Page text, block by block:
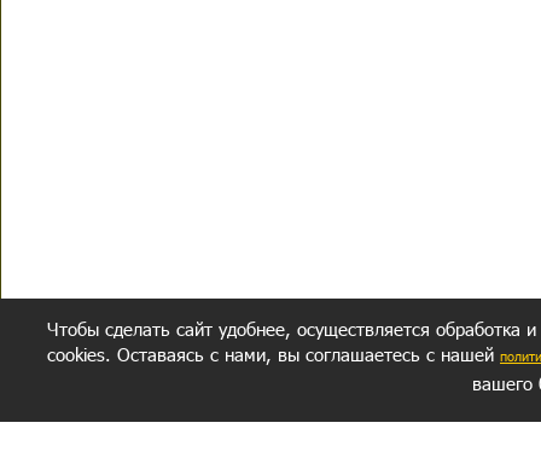
Чтобы сделать сайт удобнее, осуществляется обработка
cookies. Оставаясь с нами, вы соглашаетесь с нашей
вашего